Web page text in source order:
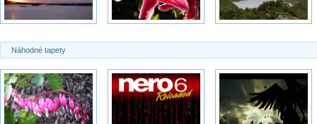
Náhodné tapety